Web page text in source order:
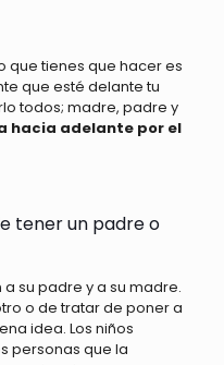
que tienes que hacer es
que esté delante tu
todos; madre, padre y
hacia adelante por el
tener un padre o
su padre y a su madre.
o de tratar de poner a
idea. Los niños
personas que la